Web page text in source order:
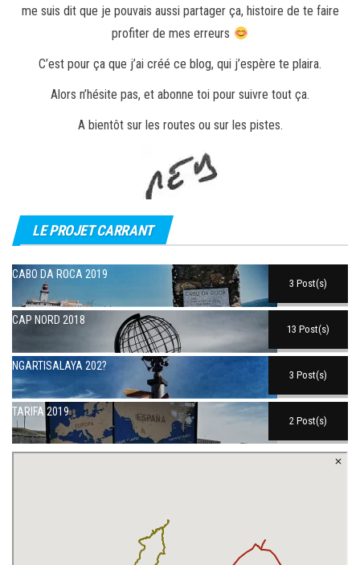
me suis dit que je pouvais aussi partager ça, histoire de te faire
profiter de mes erreurs
C’est pour ça que j’ai créé ce blog, qui j’espère te plaira.
Alors n’hésite pas, et abonne toi pour suivre tout ça.
A bientôt sur les routes ou sur les pistes.
LE PROJET CARRANT
CABO DA ROCA 2019
3 Post(s)
CAP NORD 2018
13 Post(s)
NGARTISALAYA 202?
3 Post(s)
TARIFA 2019
2 Post(s)